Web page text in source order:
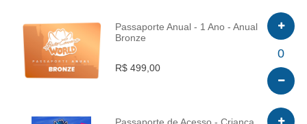
INFO
Passaporte Anual - 1 Ano - Anual
Bronze
R$ 499,00
0